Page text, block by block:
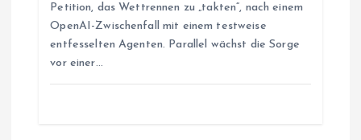
Petition, das Wettrennen zu „takten“, nach einem
OpenAI-Zwischenfall mit einem testweise
entfesselten Agenten. Parallel wächst die Sorge
vor einer…